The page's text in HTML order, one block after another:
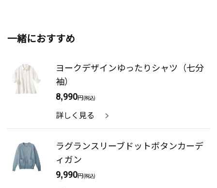
一緒におすすめ
ヨークデザインゆったりシャツ（七分
袖）
8,990円(税込)
詳しく見る
ラグランスリーブドットボタンカーデ
ィガン
9,990円(税込)